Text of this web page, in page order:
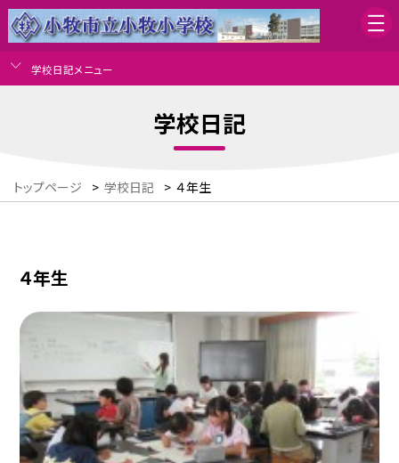
学校日記メニュー
学校日記
トップページ > 学校日記 > ４年生
４年生